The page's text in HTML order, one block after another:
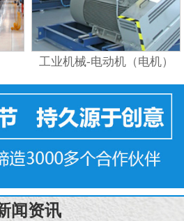
工业机械-电动机（电机）
闻资讯